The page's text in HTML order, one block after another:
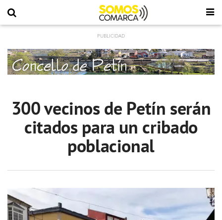
300 vecinos de Petín serán
citados para un cribado
poblacional